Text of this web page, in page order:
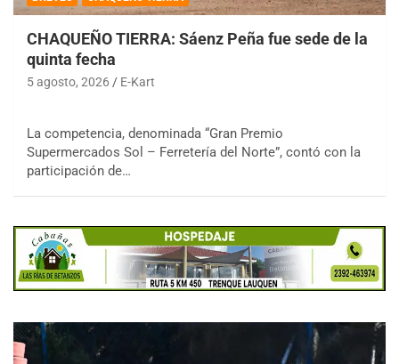
CHAQUEÑO TIERRA: Sáenz Peña fue sede de la
quinta fecha
5 agosto, 2026 E-Kart
La competencia, denominada “Gran Premio
Supermercados Sol – Ferretería del Norte”, contó con la
participación de…